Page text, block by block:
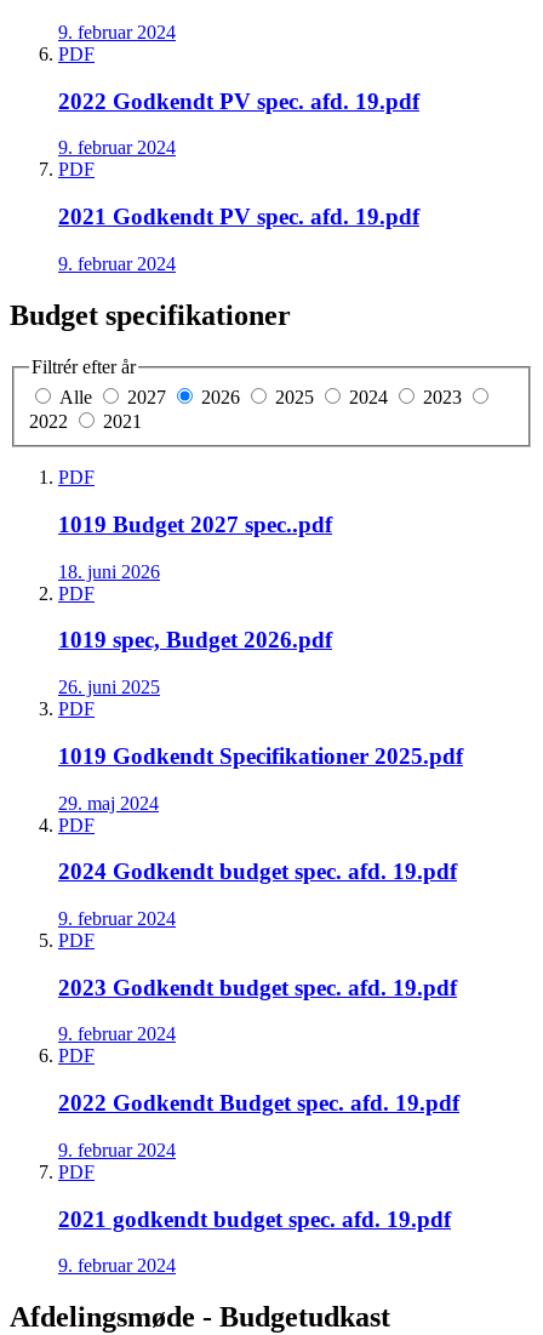
9. februar 2024
PDF
2022 Godkendt PV spec. afd. 19.pdf
9. februar 2024
PDF
2021 Godkendt PV spec. afd. 19.pdf
9. februar 2024
Budget specifikationer
Filtrér efter år
Alle
2027 2026 2025 2024
2023
2022
2021
PDF
1019 Budget 2027 spec..pdf
18. juni 2026
PDF
1019 spec, Budget 2026.pdf
26. juni 2025
PDF
1019 Godkendt Specifikationer 2025.pdf
29. maj 2024
PDF
2024 Godkendt budget spec. afd. 19.pdf
9. februar 2024
PDF
2023 Godkendt budget spec. afd. 19.pdf
9. februar 2024
PDF
2022 Godkendt Budget spec. afd. 19.pdf
9. februar 2024
PDF
2021 godkendt budget spec. afd. 19.pdf
9. februar 2024
Afdelingsmøde - Budgetudkast